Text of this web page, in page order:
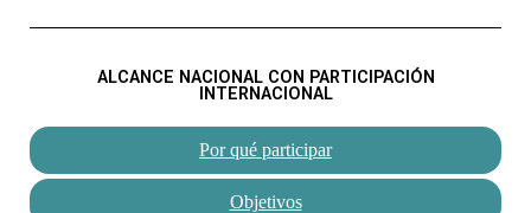
ALCANCE NACIONAL CON PARTICIPACIÓN
INTERNACIONAL
Por qué participar
Objetivos